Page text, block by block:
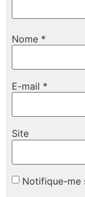
Nome *
E-mail *
Site
Notifique-me